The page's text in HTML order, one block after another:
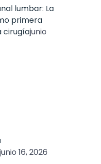
lumbar: La
primera
cirugíajunio
junio 16, 2026